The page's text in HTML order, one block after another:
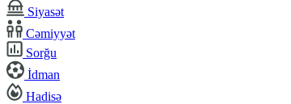
Siyasət
Cəmiyyət
Sorğu
İdman
Hadisə